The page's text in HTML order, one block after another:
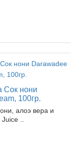
Сок нони
100гр.
алоэ вера и
..